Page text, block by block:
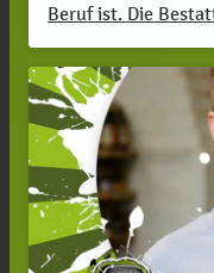
Beruf ist. Die